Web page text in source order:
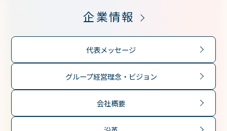
企業情報
代表メッセージ
グループ経営理念・ビジョン
会社概要